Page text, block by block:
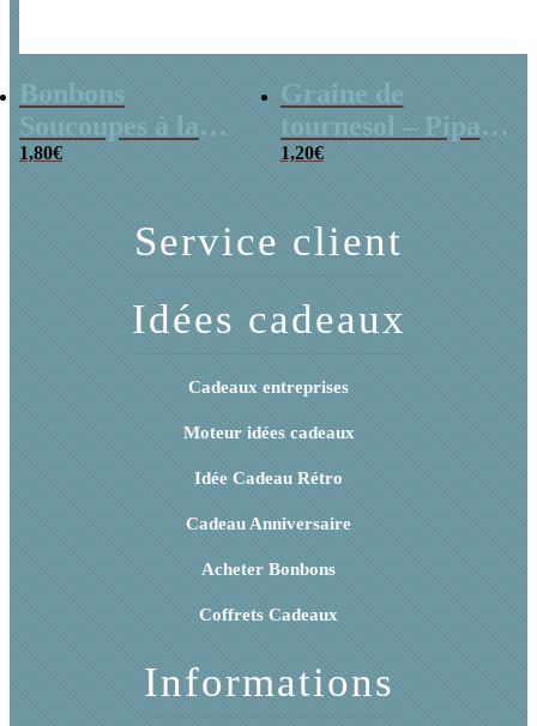
Bonbons
Soucoupes à la
poudre (x20)
1,80€
Graine de
tournesol – Pipas
x 3
1,20€
Service client
Idées cadeaux
Cadeaux entreprises
Moteur idées cadeaux
Idée Cadeau Rétro
Cadeau Anniversaire
Acheter Bonbons
Coffrets Cadeaux
Informations